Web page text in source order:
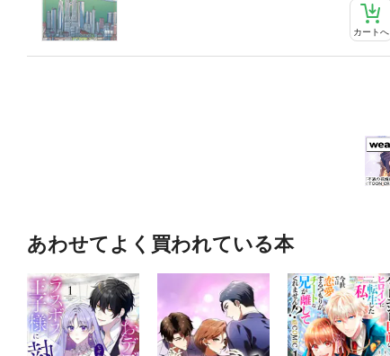
カートへ
あわせてよく買われている本